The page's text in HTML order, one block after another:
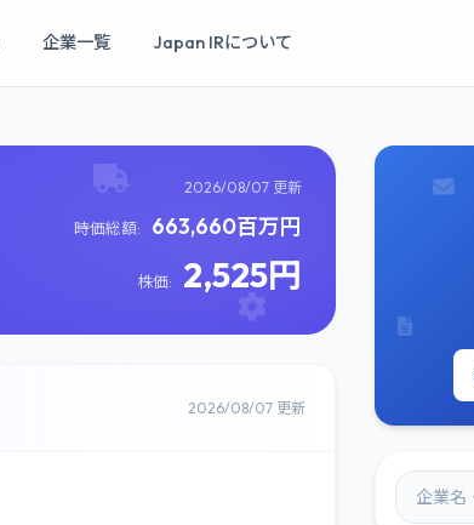
企業一覧 Japan IRについて
2026/08/07 更新
時価総額: 663,660百万円
株価: 2,525円
2026/08/07 更新